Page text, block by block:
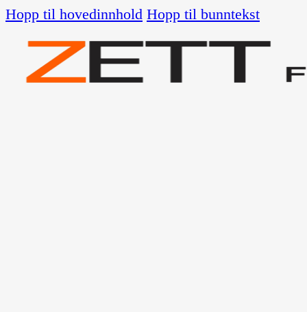
Hopp til hovedinnhold Hopp til bunntekst